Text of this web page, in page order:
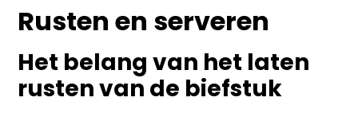
Rusten en serveren
Het belang van het laten
rusten van de biefstuk